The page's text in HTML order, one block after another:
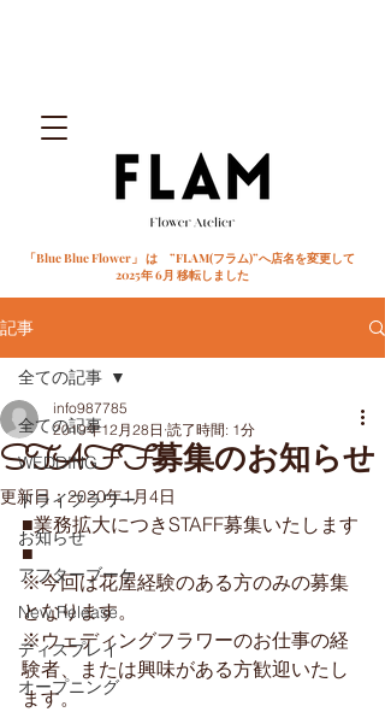
「Blue Blue Flower」 は ”FLAM(フラム)”へ店名を変更して
2025年 6月 移転しました
記事
全ての記事
WEDDING
ドライフラワー
お知らせ
アフターブーケ
New Release
ディスプレイ
オープニング
全ての記事
STAFF募集のお知らせ
info987785
2019年12月28日 読了時間: 1分
更新日：2020年1月4日
■業務拡大につきSTAFF募集いたします
■
※今回は花屋経験のある方のみの募集
となります。
※ウェディングフラワーのお仕事の経
験者、または興味がある方歓迎いたし
ます。